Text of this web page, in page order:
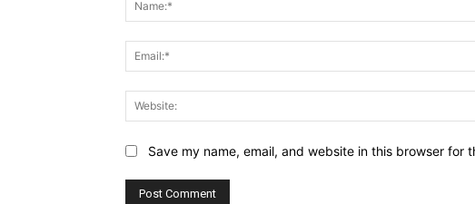
Save my name, email, and website in this browser for